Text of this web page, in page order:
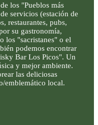
los "Pueblos más
servicios (estación de
restaurantes, pubs,
su gastronomía,
los "sacristanes" o el
podemos encontrar
Bar Los Picos". Un
y mejor ambiente.
las deliciosas
emblemático local.